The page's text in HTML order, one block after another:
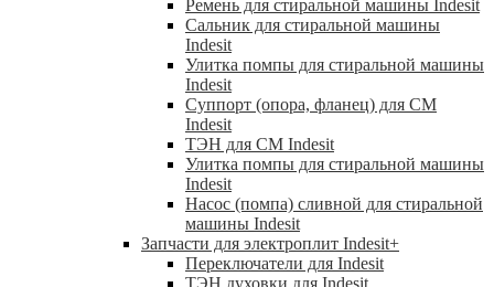
Ремень для стиральной машины Indesit
Сальник для стиральной машины
Indesit
Улитка помпы для стиральной машины
Indesit
Суппорт (опора, фланец) для СМ
Indesit
ТЭН для СМ Indesit
Улитка помпы для стиральной машины
Indesit
Насос (помпа) сливной для стиральной
машины Indesit
Запчасти для электроплит Indesit+
Переключатели для Indesit
ТЭН духовки для Indesit